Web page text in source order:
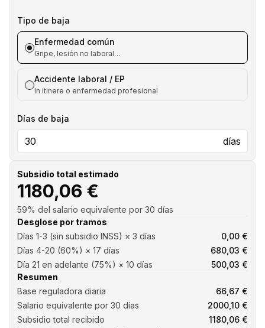
Tipo de baja
Enfermedad común
Gripe, lesión no laboral…
Accidente laboral / EP
In itinere o enfermedad profesional
Días de baja
días
Subsidio total estimado
1180,06 €
59% del salario equivalente por 30 días
Desglose por tramos
Días 1-3 (sin subsidio INSS) × 3 días
0,00 €
Días 4-20 (60%) × 17 días
680,03 €
Día 21 en adelante (75%) × 10 días
500,03 €
Resumen
Base reguladora diaria
66,67 €
Salario equivalente por 30 días
2000,10 €
Subsidio total recibido
1180,06 €